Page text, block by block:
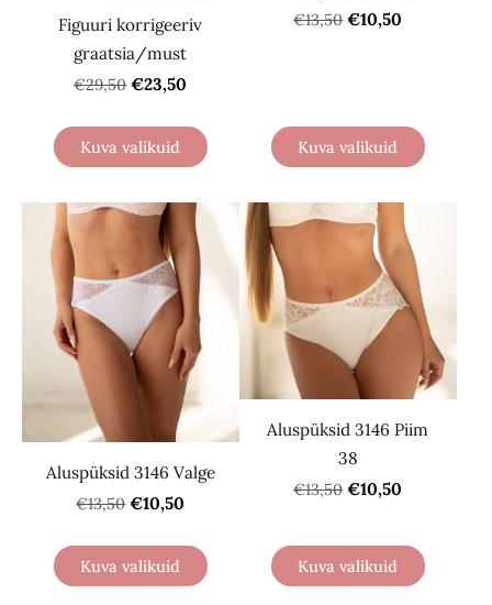
Figuuri korrigeeriv
graatsia/must
€29,50 €23,50
Kuva valikuid
€13,50 €10,50
Kuva valikuid
Aluspüksid 3146 Valge
€13,50 €10,50
Kuva valikuid
Aluspüksid 3146 Piim
38
€13,50 €10,50
Kuva valikuid